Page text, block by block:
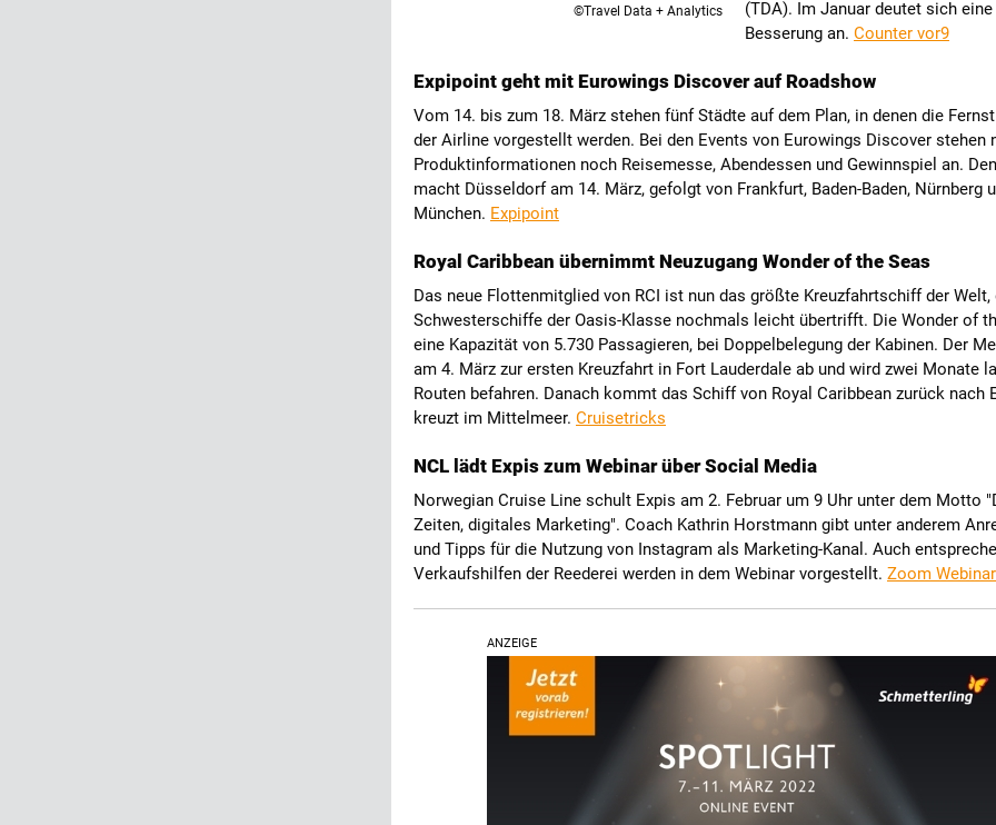
©Travel Data + Analytics
(TDA). Im Januar deutet sich
Besserung an. Counter vor9
Expipoint geht mit Eurowings Discover auf Roadshow
Vom 14. bis zum 18. März stehen fünf Städte auf dem Plan, in denen die
der Airline vorgestellt werden. Bei den Events von Eurowings Discover stehen
Produktinformationen noch Reisemesse, Abendessen und Gewinnspiel an.
macht Düsseldorf am 14. März, gefolgt von Frankfurt, Baden-Baden, Nürnberg
München. Expipoint
Royal Caribbean übernimmt Neuzugang Wonder of the Seas
Das neue Flottenmitglied von RCI ist nun das größte Kreuzfahrtschiff der Welt,
Schwesterschiffe der Oasis-Klasse nochmals leicht übertrifft. Die Wonder of
eine Kapazität von 5.730 Passagieren, bei Doppelbelegung der Kabinen. Der
am 4. März zur ersten Kreuzfahrt in Fort Lauderdale ab und wird zwei Monate
Routen befahren. Danach kommt das Schiff von Royal Caribbean zurück nach
kreuzt im Mittelmeer. Cruisetricks
NCL lädt Expis zum Webinar über Social Media
Norwegian Cruise Line schult Expis am 2. Februar um 9 Uhr unter dem Motto
Zeiten, digitales Marketing". Coach Kathrin Horstmann gibt unter anderem
und Tipps für die Nutzung von Instagram als Marketing-Kanal. Auch
Verkaufshilfen der Reederei werden in dem Webinar vorgestellt. Zoom Webinar
ANZEIGE